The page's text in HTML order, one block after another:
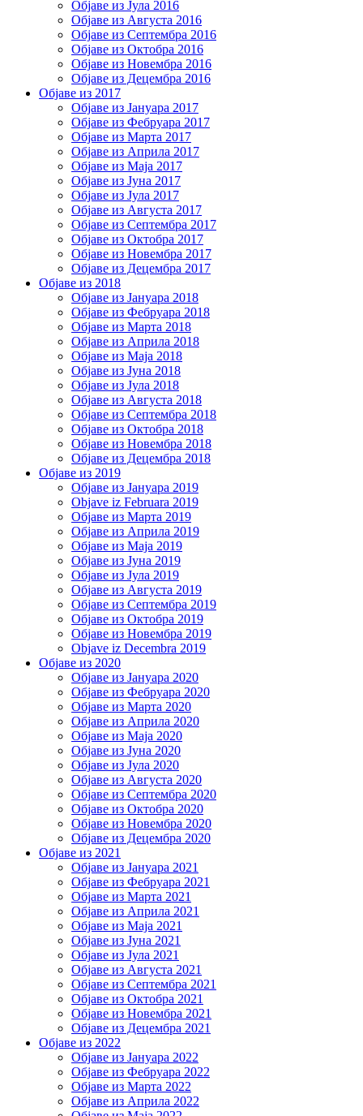
Објаве из Јула 2016
Објаве из Августа 2016
Објаве из Септембра 2016
Објаве из Октобра 2016
Објаве из Новембра 2016
Објаве из Децембра 2016
Објаве из 2017
Објаве из Јануара 2017
Објаве из Фебруара 2017
Објаве из Марта 2017
Објаве из Априла 2017
Објаве из Маја 2017
Објаве из Јуна 2017
Објаве из Јула 2017
Објаве из Августа 2017
Објаве из Септембра 2017
Објаве из Октобра 2017
Објаве из Новембра 2017
Објаве из Децембра 2017
Објаве из 2018
Објаве из Јануара 2018
Објаве из Фебруара 2018
Објаве из Марта 2018
Објаве из Априла 2018
Објаве из Маја 2018
Објаве из Јуна 2018
Објаве из Јула 2018
Објаве из Августа 2018
Објаве из Септембра 2018
Објаве из Октобра 2018
Објаве из Новембра 2018
Објаве из Децембра 2018
Објаве из 2019
Објаве из Јануара 2019
Objave iz Februara 2019
Објаве из Марта 2019
Објаве из Априла 2019
Објаве из Маја 2019
Објаве из Јуна 2019
Објаве из Јула 2019
Објаве из Августа 2019
Објаве из Септембра 2019
Објаве из Октобра 2019
Објаве из Новембра 2019
Objave iz Decembra 2019
Објаве из 2020
Објаве из Јануара 2020
Објаве из Фебруара 2020
Објаве из Марта 2020
Објаве из Априла 2020
Објаве из Маја 2020
Објаве из Јуна 2020
Објаве из Јула 2020
Објаве из Августа 2020
Објаве из Септембра 2020
Објаве из Октобра 2020
Објаве из Новембра 2020
Објаве из Децембра 2020
Објаве из 2021
Објаве из Јануара 2021
Објаве из Фебруара 2021
Објаве из Марта 2021
Објаве из Априла 2021
Објаве из Маја 2021
Објаве из Јуна 2021
Објаве из Јула 2021
Објаве из Августа 2021
Објаве из Септембра 2021
Објаве из Октобра 2021
Објаве из Новембра 2021
Објаве из Децембра 2021
Објаве из 2022
Објаве из Јануара 2022
Објаве из Фебруара 2022
Објаве из Марта 2022
Објаве из Априла 2022